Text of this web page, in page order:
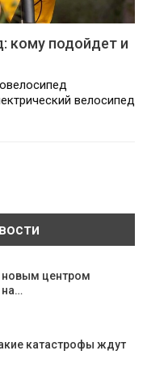
кому подойдет и
велосипед
новым центром
на…
катастрофы ждут